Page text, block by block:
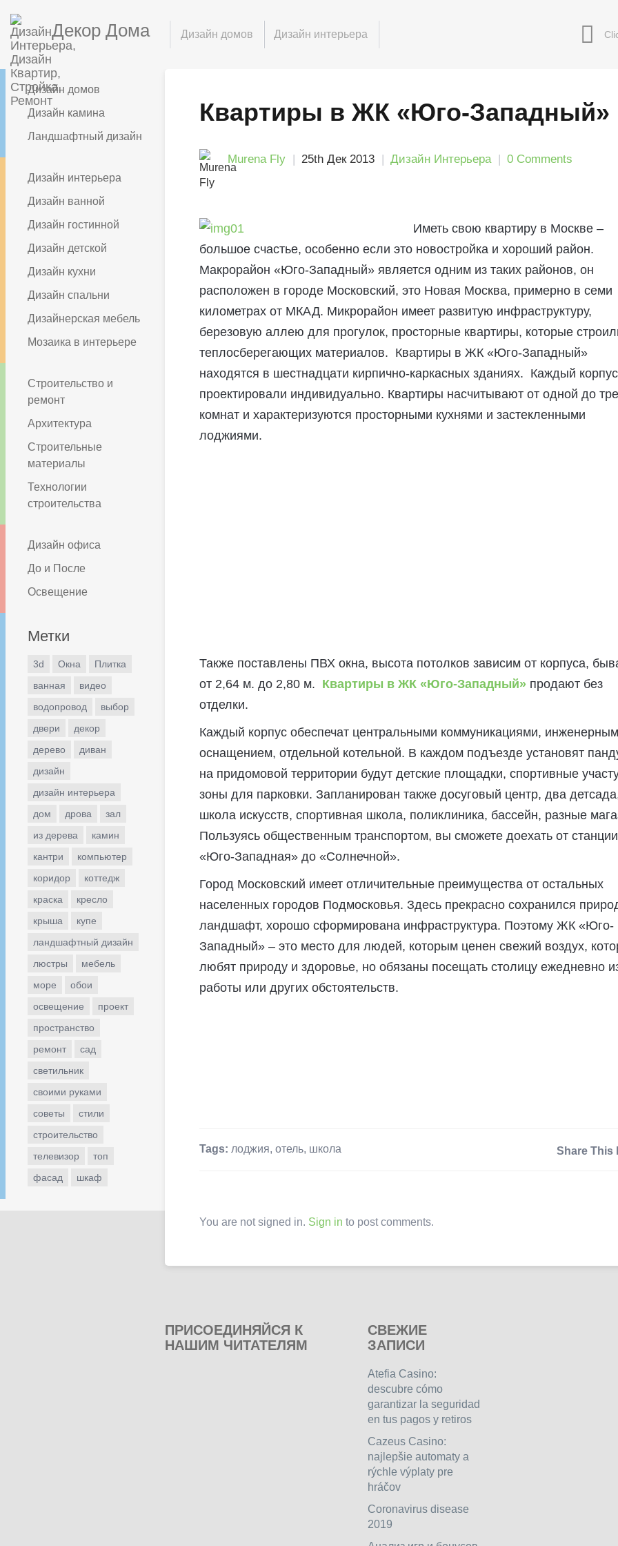
Декор Дома Дизайн домов Дизайн интерьера
Дизайн домов
Дизайн камина
Ландшафтный дизайн
Дизайн интерьера
Дизайн ванной
Дизайн гостинной
Дизайн детской
Дизайн кухни
Дизайн спальни
Дизайнерская мебель
Мозаика в интерьере
Строительство и
ремонт
Архитектура
Строительные
материалы
Технологии
строительства
Дизайн офиса
До и После
Освещение
Метки
3d Окна
Плитка
ванная
видео
водопровод
выбор
двери
декор
дерево
диван
дизайн
дизайн интерьера
дом
дрова
зал
из дерева
камин
кантри
компьютер
коридор
коттедж
краска
кресло
крыша
купе
ландшафтный дизайн
люстры
мебель
море
обои
освещение
проект
пространство
ремонт
сад
светильник
своими руками
советы
стили
строительство
телевизор
топ
фасад
шкаф
Квартиры в ЖК «Юго-Западный»
Murena Fly 25th Дек 2013 Дизайн Интерьера 0 Comments
Иметь свою квартиру в Москве –
большое счастье, особенно если это новостройка и хороший район.
Макрорайон «Юго-Западный» является одним из таких районов, он
расположен в городе Московский, это Новая Москва, примерно в семи
километрах от МКАД. Микрорайон имеет развитую инфраструктуру,
березовую аллею для прогулок, просторные квартиры, которые
теплосберегающих материалов. Квартиры в ЖК «Юго-Западный»
находятся в шестнадцати кирпично-каркасных зданиях. Каждый корпус
проектировали индивидуально. Квартиры насчитывают от одной до
комнат и характеризуются просторными кухнями и застекленными
лоджиями.
Также поставлены ПВХ окна, высота потолков зависим от корпуса,
от 2,64 м. до 2,80 м. Квартиры в ЖК «Юго-Западный» продают без
отделки.
Каждый корпус обеспечат центральными коммуникациями, инженерным
оснащением, отдельной котельной. В каждом подъезде установят
на придомовой территории будут детские площадки, спортивные
зоны для парковки. Запланирован также досуговый центр, два
школа искусств, спортивная школа, поликлиника, бассейн, разные
Пользуясь общественным транспортом, вы сможете доехать от станции
«Юго-Западная» до «Солнечной».
Город Московский имеет отличительные преимущества от остальных
населенных городов Подмосковья. Здесь прекрасно сохранился
ландшафт, хорошо сформирована инфраструктура. Поэтому ЖК «Юго-
Западный» – это место для людей, которым ценен свежий воздух,
любят природу и здоровье, но обязаны посещать столицу ежедневно
работы или других обстоятельств.
Tags: лоджия, отель, школа Share This
You are not signed in. Sign in to post comments.
ПРИСОЕДИНЯЙСЯ К
НАШИМ ЧИТАТЕЛЯМ
СВЕЖИЕ
ЗАПИСИ
Atefia Casino:
descubre cómo
garantizar la seguridad
en tus pagos y retiros
Cazeus Casino:
najlepšie automaty a
rýchle výplaty pre
hráčov
Coronavirus disease
2019